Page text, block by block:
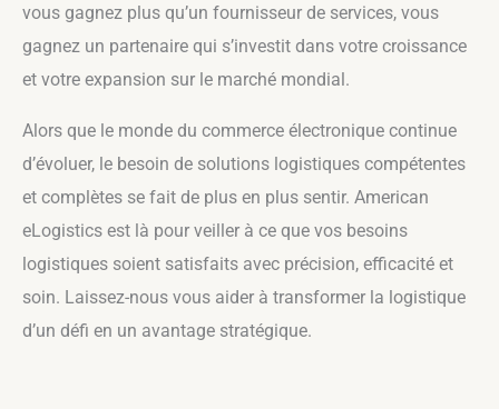
vous gagnez plus qu’un fournisseur de services, vous
gagnez un partenaire qui s’investit dans votre croissance
et votre expansion sur le marché mondial.
Alors que le monde du commerce électronique continue
d’évoluer, le besoin de solutions logistiques compétentes
et complètes se fait de plus en plus sentir. American
eLogistics est là pour veiller à ce que vos besoins
logistiques soient satisfaits avec précision, efficacité et
soin. Laissez-nous vous aider à transformer la logistique
d’un défi en un avantage stratégique.